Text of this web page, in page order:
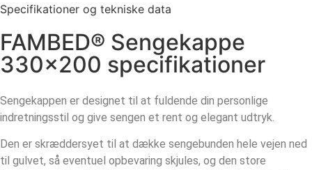
Specifikationer og tekniske data
FAMBED® Sengekappe
330×200 specifikationer
Sengekappen er designet til at fuldende din personlige
indretningsstil og give sengen et rent og elegant udtryk.
Den er skræddersyet til at dække sengebunden hele vejen ned
til gulvet, så eventuel opbevaring skjules, og den store